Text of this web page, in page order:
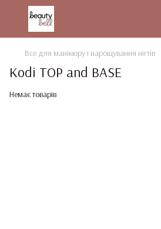
Все для манікюру і нарощування нігтів
Kodi TOP and BASE
Немає товарів